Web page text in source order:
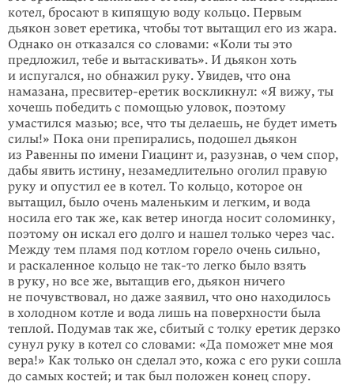
котел, бросают в кипящую воду кольцо. Первым
дьякон зовет еретика, чтобы тот вытащил его из жара.
Однако он отказался со словами: «Коли ты это
предложил, тебе и вытаскивать». И дьякон хоть
и испугался, но обнажил руку. Увидев, что она
намазана, пресвитер-еретик воскликнул: «Я вижу, ты
хочешь победить с помощью уловок, поэтому
умастился мазью; все, что ты делаешь, не будет иметь
силы!» Пока они препирались, подошел дьякон
из Равенны по имени Гиацинт и, разузнав, о чем спор,
дабы явить истину, незамедлительно оголил правую
руку и опустил ее в котел. То кольцо, которое он
вытащил, было очень маленьким и легким, и вода
носила его так же, как ветер иногда носит соломинку,
поэтому он искал его долго и нашел только через час.
Между тем пламя под котлом горело очень сильно,
и раскаленное кольцо не так-то легко было взять
в руку, но все же, вытащив его, дьякон ничего
не почувствовал, но даже заявил, что оно находилось
в холодном котле и вода лишь на поверхности была
теплой. Подумав так же, сбитый с толку еретик дерзко
сунул руку в котел со словами: «Да поможет мне моя
вера!» Как только он сделал это, кожа с его руки сошла
до самых костей; и так был положен конец спору.